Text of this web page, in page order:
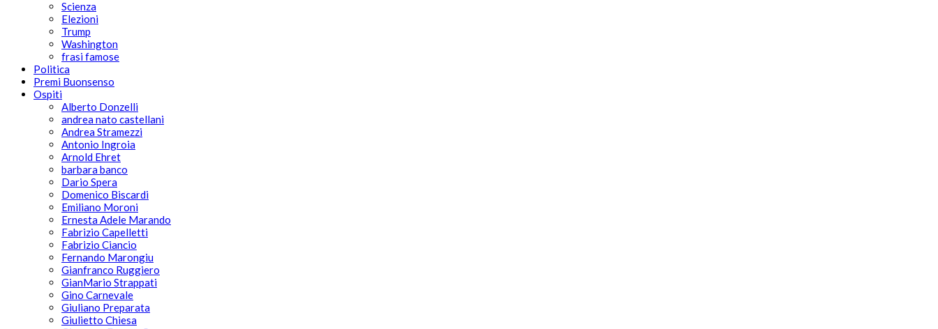
Scienza
Elezioni
Trump
Washington
frasi famose
Politica
Premi Buonsenso
Ospiti
Alberto Donzelli
andrea nato castellani
Andrea Stramezzi
Antonio Ingroia
Arnold Ehret
barbara banco
Dario Spera
Domenico Biscardi
Emiliano Moroni
Ernesta Adele Marando
Fabrizio Capelletti
Fabrizio Ciancio
Fernando Marongiu
Gianfranco Ruggiero
GianMario Strappati
Gino Carnevale
Giuliano Preparata
Giulietto Chiesa